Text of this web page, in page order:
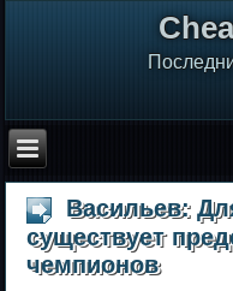
Васильев:
существует
чемпионов